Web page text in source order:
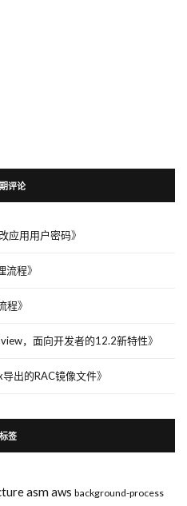
评论
应用用户密码》
流程》
程》
，面向开发者的12.2新特性》
出的RAC镜像文件》
标签
asmaws background-process